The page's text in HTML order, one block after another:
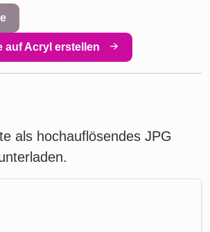
auf Acryl erstellen
als hochauflösendes JPG